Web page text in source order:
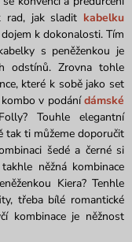
rad, jak sladit kabelku
k dokonalosti. Tím
s peněženkou je
odstínů. Zrovna tohle
které k sobě jako set
kombo v podánídámské
Touhle elegantní
tak ti můžeme doporučit
šedé a černé si
něžná kombinace
Kiera? Tenhle
třeba bílé romantické
kombinace je něžnost